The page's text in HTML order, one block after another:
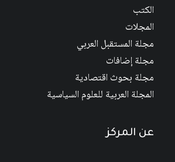
الكتب
المجلات
مجلة المستقبل العربي
مجلة إضافات
مجلة بحوث اقتصادية
المجلة العربية للعلوم السياسية
عن المركز